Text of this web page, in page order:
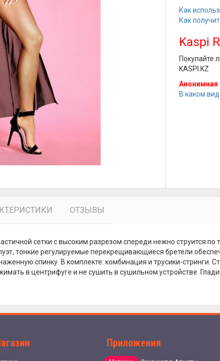
Как
Как
Kaspi
Покупайте
KASPI.KZ
Анонимная
В каком
ОТЗЫВЫ
сетки с высоким разрезом спереди нежно струится
тонкие регулируемые перекрещивающиеся бретели
спинку. В комплекте: комбинация и трусики-стринги.
в центрифуге и не сушить в сушильном устройстве.
Приложения